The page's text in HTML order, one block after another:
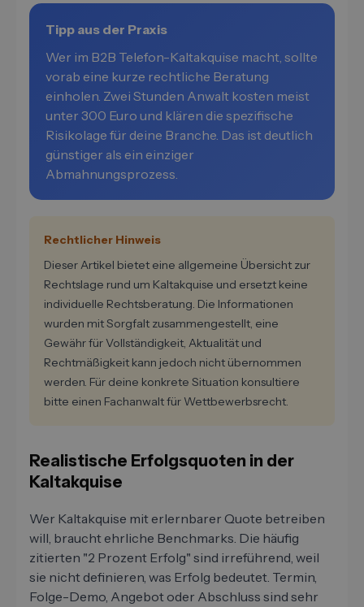
Tipp aus der Praxis
Wer im B2B Telefon-Kaltakquise macht, sollte
vorab eine kurze rechtliche Beratung
einholen. Zwei Stunden Anwalt kosten meist
unter 300 Euro und klären die spezifische
Risikolage für deine Branche. Das ist deutlich
günstiger als ein einziger
Abmahnungsprozess.
Rechtlicher Hinweis
Dieser Artikel bietet eine allgemeine Übersicht zur
Rechtslage rund um Kaltakquise und ersetzt keine
individuelle Rechtsberatung. Die Informationen
wurden mit Sorgfalt zusammengestellt, eine
Gewähr für Vollständigkeit, Aktualität und
Rechtmäßigkeit kann jedoch nicht übernommen
werden. Für deine konkrete Situation konsultiere
bitte einen Fachanwalt für Wettbewerbsrecht.
Realistische Erfolgsquoten in der
Kaltakquise
Wer Kaltakquise mit erlernbarer Quote betreiben
will, braucht ehrliche Benchmarks. Die häufig
zitierten "2 Prozent Erfolg" sind irreführend, weil
sie nicht definieren, was Erfolg bedeutet. Termin,
Folge-Demo, Angebot oder Abschluss sind sehr